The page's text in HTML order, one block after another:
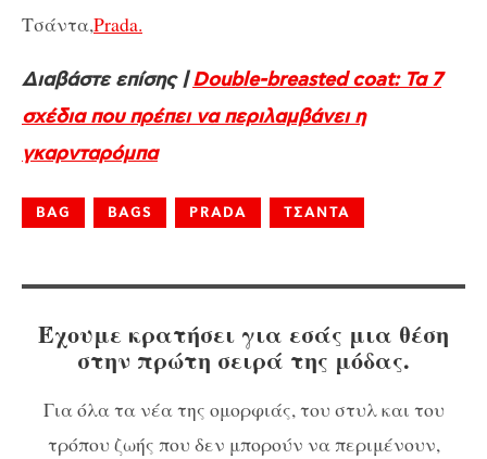
Τσάντα,Prada.
Διαβάστε επίσης | Double-breasted coat: Τα 7
σχέδια που πρέπει να περιλαμβάνει η
γκαρνταρόμπα
BAG BAGS PRADA ΤΣΑΝΤΑ
Έχουμε κρατήσει για εσάς μια θέση
στην πρώτη σειρά της μόδας.
Για όλα τα νέα της ομορφιάς, του στυλ και του
τρόπου ζωής που δεν μπορούν να περιμένουν,